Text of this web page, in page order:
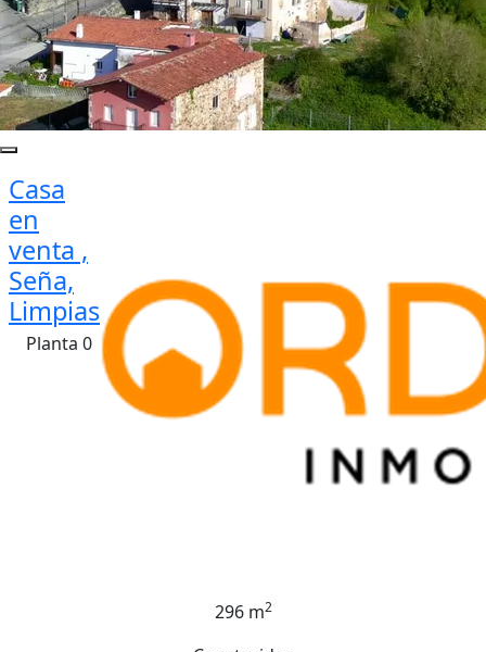
Casa
en
venta ,
Seña,
Limpias
Planta 0
296 m2